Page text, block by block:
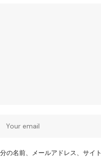
名前、メールアドレス、サイト